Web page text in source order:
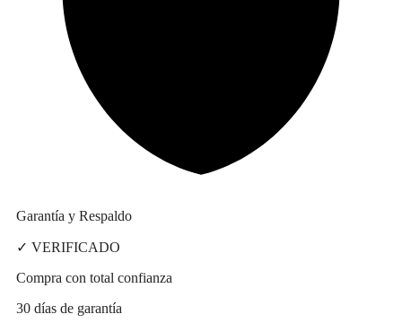
Garantía y Respaldo
✓ VERIFICADO
Compra con total confianza
30 días de garantía